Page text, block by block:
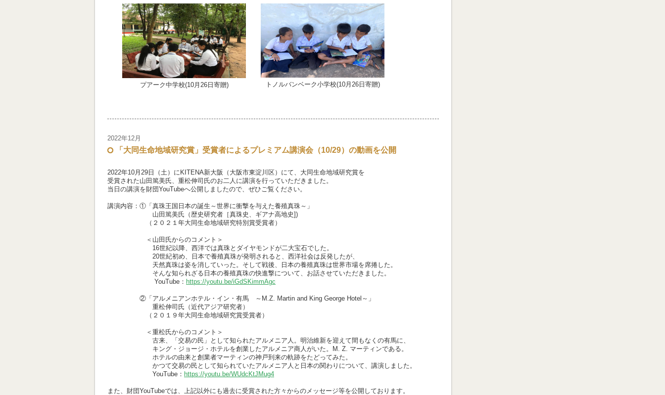
プアーク中学校(10月26日寄贈) トノルバンベーク小学校(10月26日寄贈)
2022年12月
「大同生命地域研究賞」受賞者によるプレミアム講演会（10/29）の動画を公開
2022年10月29日（土）にKITENA新大阪（大阪市東淀川区）にて、大同生命地域研究賞を
受賞された山田篤美氏、重松伸司氏のお二人に講演を行っていただきました。
当日の講演を財団YouTubeへ公開しましたので、ぜひご覧ください。
講演内容：①「真珠王国日本の誕生～世界に衝撃を与えた養殖真珠～」
山田篤美氏（歴史研究者［真珠史、ギアナ高地史])
（２０２１年大同生命地域研究特別賞受賞者）
＜山田氏からのコメント＞
16世紀以降、西洋では真珠とダイヤモンドが二大宝石でした。
20世紀初め、日本で養殖真珠が発明されると、西洋社会は反発したが、
天然真珠は姿を消していった。そして戦後、日本の養殖真珠は世界市場を席捲した。
そんな知られざる日本の養殖真珠の快進撃について、お話させていただきました。
YouTube： https://youtu.be/iGdSKimmAgc
②「アルメニアンホテル・イン・有馬 ～M.Z. Martin and King George Hotel～」
重松伸司氏（近代アジア研究者）
（２０１９年大同生命地域研究賞受賞者）
＜重松氏からのコメント＞
古来、「交易の民」として知られたアルメニア人。 明治維新を迎えて間もなくの有馬に、
キング・ジョージ・ホテルを創業したアルメニア商人がいた。M. Z. マーティンである。
ホテルの由来と創業者マーティンの神戸到来の軌跡をたどってみた。
かつて交易の民として知られていたアルメニア人と日本の関わりについて、講演しました。
YouTube： https://youtu.be/WUdcKtJMug4
また、財団YouTubeでは、上記以外にも過去に受賞された方々からのメッセージ等を公開しております。